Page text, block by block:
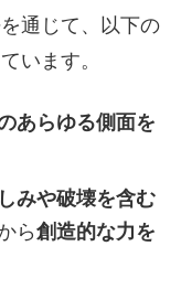
通じて、以下の
います。
あらゆる側面を
みや破壊を含む
ら創造的な力を